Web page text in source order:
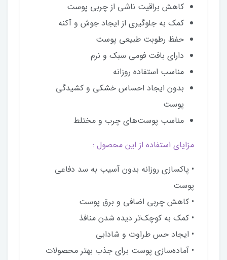
کاهش براقیت ناشی از چربی پوست
کمک به جلوگیری از ایجاد جوش و آکنه
حفظ رطوبت طبیعی پوست
دارای بافت فومی سبک و نرم
مناسب استفاده روزانه
بدون ایجاد احساس خشکی و کشیدگی
پوست
مناسب پوست‌های چرب و مختلط
مزایای استفاده از این محصول :
• پاکسازی روزانه بدون آسیب به سد دفاعی
پوست
• کاهش چربی اضافی و برق پوست
• کمک به کوچک‌تر دیده شدن منافذ
• ایجاد حس طراوت و شادابی
• آماده‌سازی پوست برای جذب بهتر محصولات